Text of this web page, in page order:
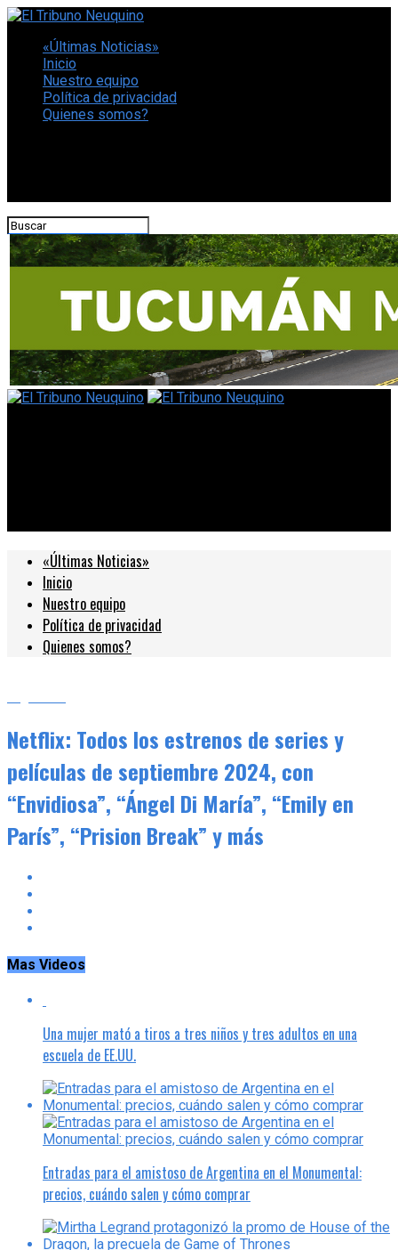
«Últimas Noticias»
Inicio
Nuestro equipo
Política de privacidad
Quienes somos?
«Últimas Noticias»
Inicio
Nuestro equipo
Política de privacidad
Quienes somos?
Netflix: Todos los estrenos de series y
películas de septiembre 2024, con
“Envidiosa”, “Ángel Di María”, “Emily en
París”, “Prision Break” y más
Mas Videos
Una mujer mató a tiros a tres niños y tres adultos en una
escuela de EE.UU.
Entradas para el amistoso de Argentina en el Monumental:
precios, cuándo salen y cómo comprar